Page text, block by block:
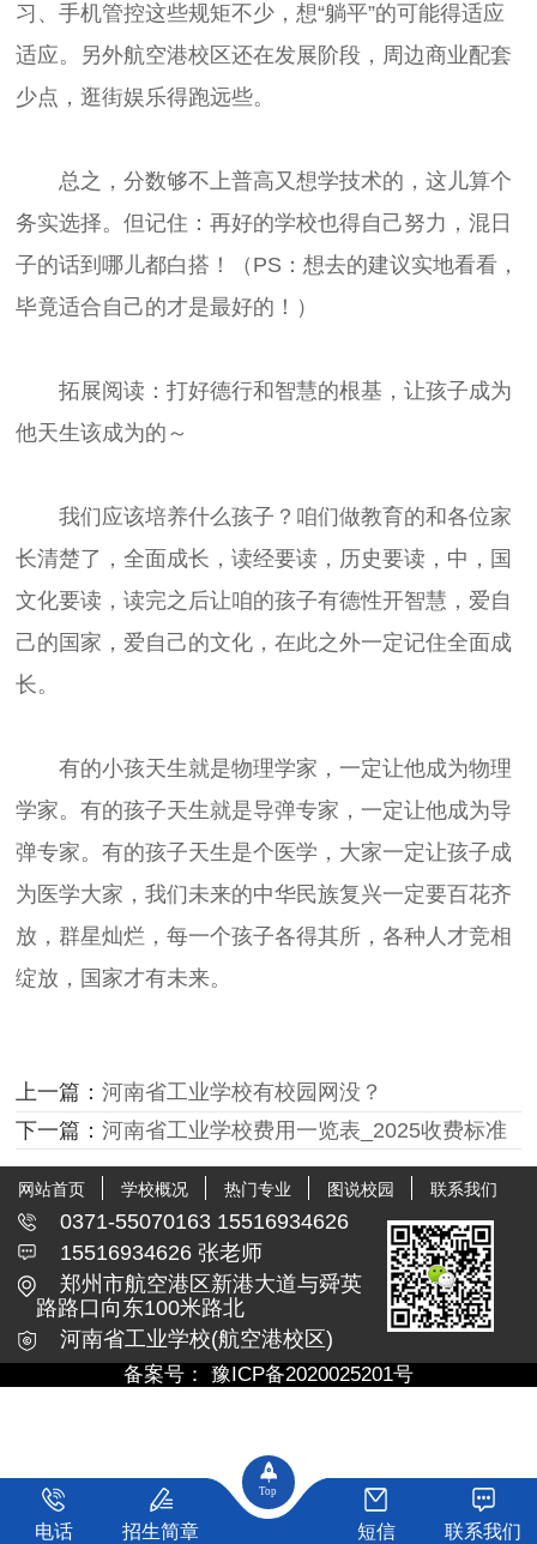
习、手机管控这些规矩不少，想“躺平”的可能得适应
适应。另外航空港校区还在发展阶段，周边商业配套
少点，逛街娱乐得跑远些。
总之，分数够不上普高又想学技术的，这儿算个
务实选择。但记住：再好的学校也得自己努力，混日
子的话到哪儿都白搭！（PS：想去的建议实地看看，
毕竟适合自己的才是最好的！）
拓展阅读：打好德行和智慧的根基，让孩子成为
他天生该成为的～
我们应该培养什么孩子？咱们做教育的和各位家
长清楚了，全面成长，读经要读，历史要读，中，国
文化要读，读完之后让咱的孩子有德性开智慧，爱自
己的国家，爱自己的文化，在此之外一定记住全面成
长。
有的小孩天生就是物理学家，一定让他成为物理
学家。有的孩子天生就是导弹专家，一定让他成为导
弹专家。有的孩子天生是个医学，大家一定让孩子成
为医学大家，我们未来的中华民族复兴一定要百花齐
放，群星灿烂，每一个孩子各得其所，各种人才竞相
绽放，国家才有未来。
上一篇：河南省工业学校有校园网没？
下一篇：河南省工业学校费用一览表_2025收费标准
网站首页 学校概况 热门专业 图说校园 联系我们
0371-55070163 15516934626
15516934626 张老师
郑州市航空港区新港大道与舜英
路路口向东100米路北
河南省工业学校(航空港校区)
备案号： 豫ICP备2020025201号
电话 招生简章
Top
短信 联系我们